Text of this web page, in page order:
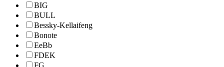
BIG
BULL
Bessky-Kellaifeng
Bonote
EeBb
FDEK
FG